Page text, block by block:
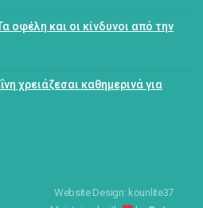
οφέλη και οι κίνδυνοι από την
χρειάζεσαι καθημερινά για
Website Design: kounlite37